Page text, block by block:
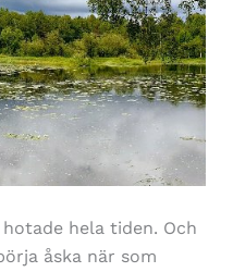
hela tiden. Och
åska när som